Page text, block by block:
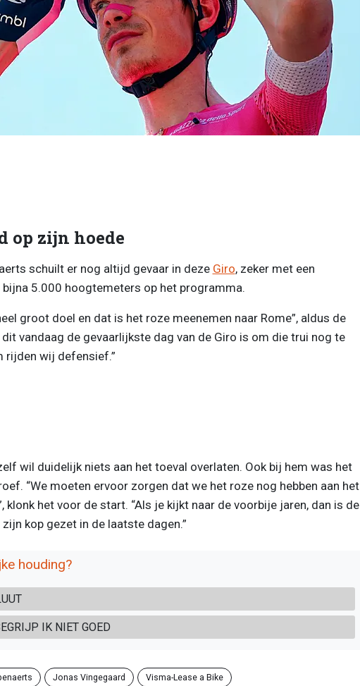
op zijn hoede
schuilt er nog altijd gevaar in deze Giro, zeker met een
5.000 hoogtemeters op het programma.
groot doel en dat is het roze meenemen naar Rome”, aldus de
dit vandaag de gevaarlijkste dag van de Giro is om die trui nog te
rijden wij defensief.”
wil duidelijk niets aan het toeval overlaten. Ook bij hem was het
“We moeten ervoor zorgen dat we het roze nog hebben aan het
klonk het voor de start. “Als je kijkt naar de voorbije jaren, dan is de
kop gezet in de laatste dagen.”
houding?
IK NIET GOED
Jonas Vingegaard Visma-Lease a Bike